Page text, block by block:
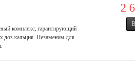
комплекс, гарантирующий
доз кальция. Незаменим для
2